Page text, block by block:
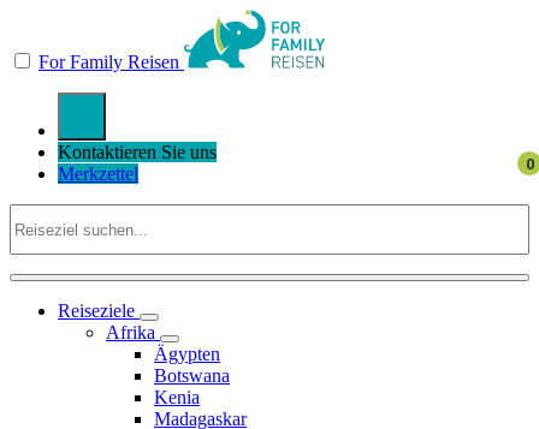
For Family Reisen
Kontaktieren Sie uns
Merkzettel
Reiseziele
Afrika
Ägypten
Botswana
Kenia
Madagaskar